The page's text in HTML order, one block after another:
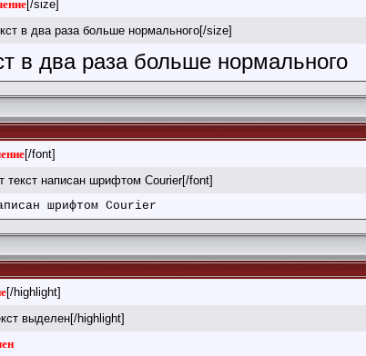
[/size]
в два раза больше нормального[/size]
в два раза больше нормального
[/font]
текст написан шрифтом Courier[/font]
шрифтом Courier
[/highlight]
выделен[/highlight]